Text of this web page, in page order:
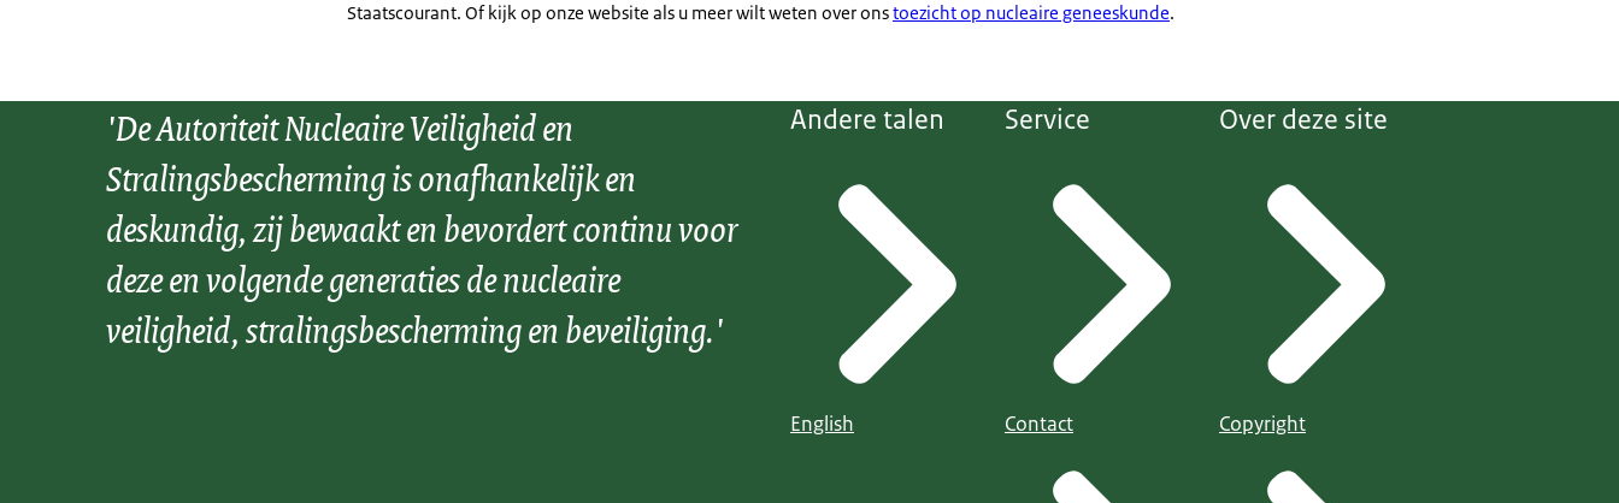
Staatscourant. Of kijk op onze website als u meer wilt weten over onstoezicht op nucleaire geneeskunde.
'De Autoriteit Nucleaire Veiligheid en
Stralingsbescherming is onafhankelijk en
deskundig, zij bewaakt en bevordert continu voor
deze en volgende generaties de nucleaire
veiligheid, stralingsbescherming en beveiliging.'
Andere talen
English
Service
Contact
Over deze site
Copyright